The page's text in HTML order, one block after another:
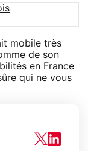
mobile très
de son
en France
qui ne vous